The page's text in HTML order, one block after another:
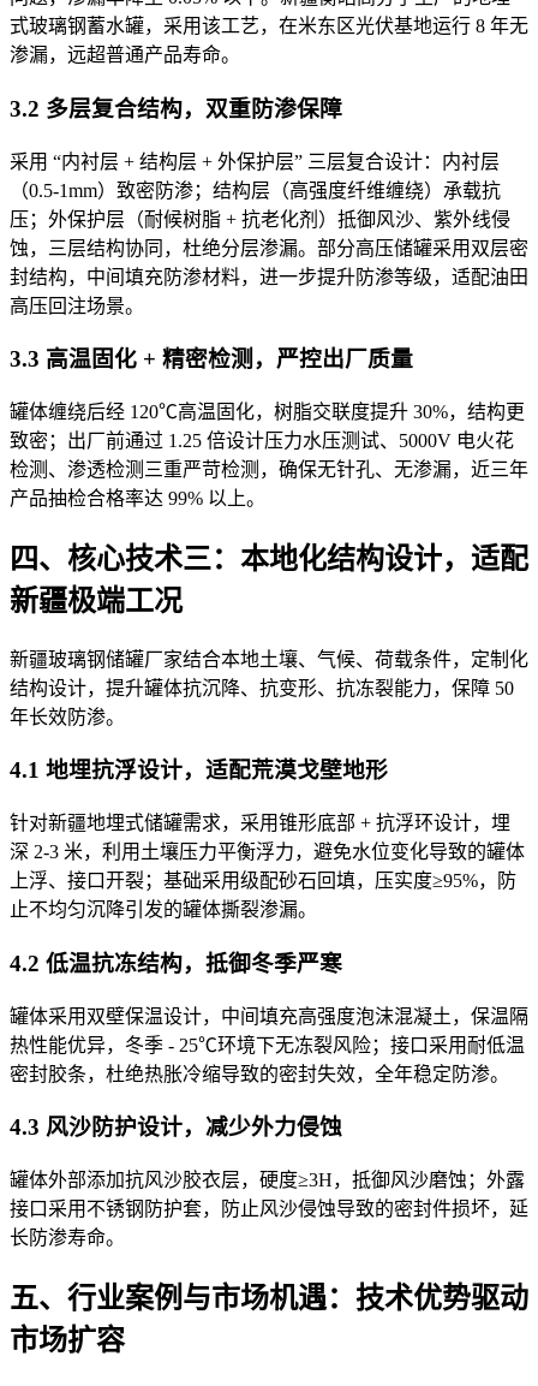
式玻璃钢蓄水罐，采用该工艺，在米东区光伏基地运行 8 年无
渗漏，远超普通产品寿命。
3.2 多层复合结构，双重防渗保障
采用 “内衬层 + 结构层 + 外保护层” 三层复合设计：内衬层
（0.5-1mm）致密防渗；结构层（高强度纤维缠绕）承载抗
压；外保护层（耐候树脂 + 抗老化剂）抵御风沙、紫外线侵
蚀，三层结构协同，杜绝分层渗漏。部分高压储罐采用双层密
封结构，中间填充防渗材料，进一步提升防渗等级，适配油田
高压回注场景。
3.3 高温固化 + 精密检测，严控出厂质量
罐体缠绕后经 120℃高温固化，树脂交联度提升 30%，结构更
致密；出厂前通过 1.25 倍设计压力水压测试、5000V 电火花
检测、渗透检测三重严苛检测，确保无针孔、无渗漏，近三年
产品抽检合格率达 99% 以上。
四、核心技术三：本地化结构设计，适配
新疆极端工况
新疆玻璃钢储罐厂家结合本地土壤、气候、荷载条件，定制化
结构设计，提升罐体抗沉降、抗变形、抗冻裂能力，保障 50
年长效防渗。
4.1 地埋抗浮设计，适配荒漠戈壁地形
针对新疆地埋式储罐需求，采用锥形底部 + 抗浮环设计，埋
深 2-3 米，利用土壤压力平衡浮力，避免水位变化导致的罐体
上浮、接口开裂；基础采用级配砂石回填，压实度≥95%，防
止不均匀沉降引发的罐体撕裂渗漏。
4.2 低温抗冻结构，抵御冬季严寒
罐体采用双壁保温设计，中间填充高强度泡沫混凝土，保温隔
热性能优异，冬季 - 25℃环境下无冻裂风险；接口采用耐低温
密封胶条，杜绝热胀冷缩导致的密封失效，全年稳定防渗。
4.3 风沙防护设计，减少外力侵蚀
罐体外部添加抗风沙胶衣层，硬度≥3H，抵御风沙磨蚀；外露
接口采用不锈钢防护套，防止风沙侵蚀导致的密封件损坏，延
长防渗寿命。
五、行业案例与市场机遇：技术优势驱动
市场扩容